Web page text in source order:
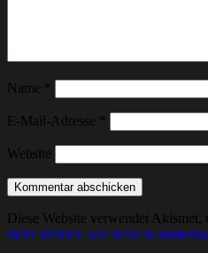
Name
E-Mail-Adresse
Website
Diese Website verwendet Akismet,
mehr darüber, wie deine